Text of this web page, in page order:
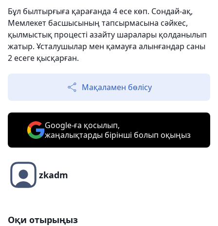
Бұл былтырғыға қарағанда 4 есе көп. Сондай-ақ,
Мемлекет басшысының тапсырмасына сәйкес,
қылмыстық процесті азайту шаралары қолданылып
жатыр. Ұсталушылар мен қамауға алынғандар саны
2 есеге қысқарған.
Мақаламен бөлісу
Google-ға қосылып,
жаңалықтарды бірінші болып оқыңыз
zkadm
Оқи отырыңыз